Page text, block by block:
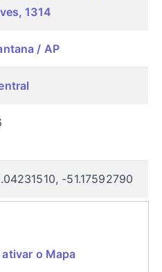
1314
/ AP
-51.17592790
o Mapa